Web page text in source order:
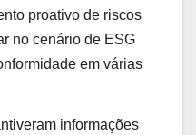
proativo de riscos
no cenário de ESG
em várias
informações